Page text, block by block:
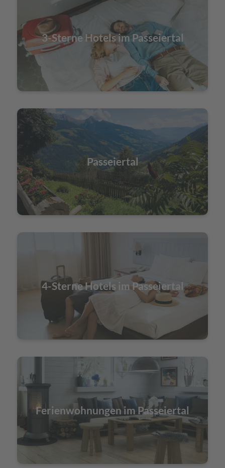
3-Sterne Hotels im Passeiertal
Passeiertal
4-Sterne Hotels im Passeiertal
Ferienwohnungen im Passeiertal